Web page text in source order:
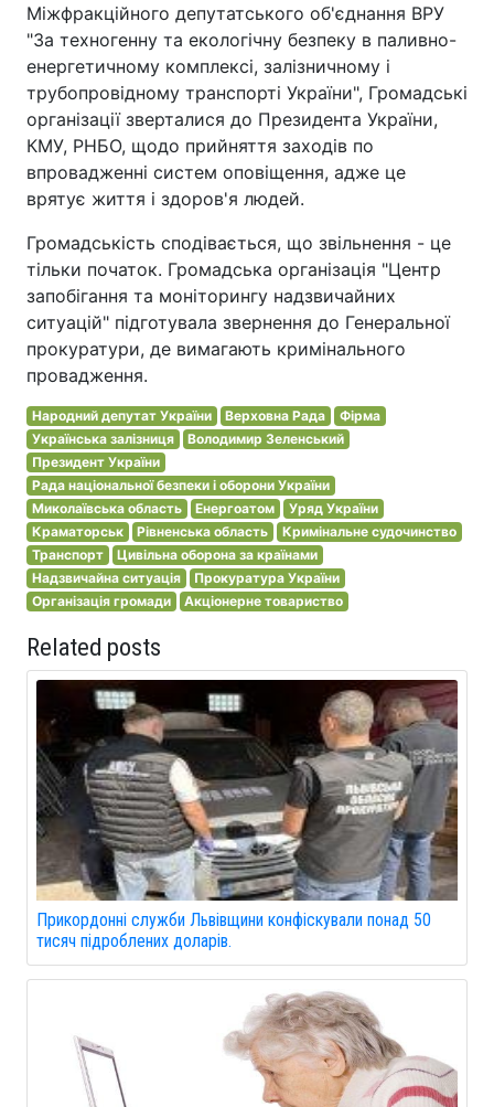
Міжфракційного депутатського об'єднання ВРУ
"За техногенну та екологічну безпеку в паливно-
енергетичному комплексі, залізничному і
трубопровідному транспорті України", Громадські
організації зверталися до Президента України,
КМУ, РНБО, щодо прийняття заходів по
впровадженні систем оповіщення, адже це
врятує життя і здоров'я людей.
Громадськість сподівається, що звільнення - це
тільки початок. Громадська організація "Центр
запобігання та моніторингу надзвичайних
ситуацій" підготувала звернення до Генеральної
прокуратури, де вимагають кримінального
провадження.
Народний депутат України Верховна Рада
Фірма
Українська залізниця
Володимир Зеленський
Президент України
Рада національної безпеки і оборони України
Миколаївська область
Енергоатом
Уряд України
Краматорськ
Рівненська область
Кримінальне судочинство
Транспорт
Цивільна оборона за країнами
Надзвичайна ситуація
Прокуратура України
Організація громади
Акціонерне товариство
Related posts
Прикордонні служби Львівщини конфіскували понад 50
тисяч підроблених доларів.